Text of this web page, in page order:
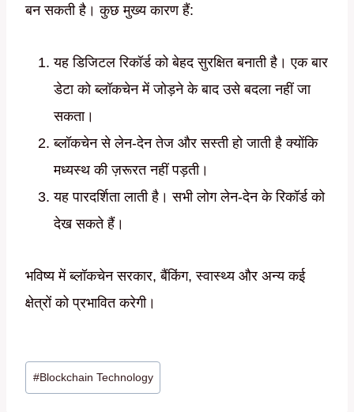
बन सकती है। कुछ मुख्य कारण हैं:
यह डिजिटल रिकॉर्ड को बेहद सुरक्षित बनाती है। एक बार
डेटा को ब्लॉकचेन में जोड़ने के बाद उसे बदला नहीं जा
सकता।
ब्लॉकचेन से लेन-देन तेज और सस्ती हो जाती है क्योंकि
मध्यस्थ की ज़रूरत नहीं पड़ती।
यह पारदर्शिता लाती है। सभी लोग लेन-देन के रिकॉर्ड को
देख सकते हैं।
भविष्य में ब्लॉकचेन सरकार, बैंकिंग, स्वास्थ्य और अन्य कई
क्षेत्रों को प्रभावित करेगी।
Post
Tags:
#Blockchain Technology